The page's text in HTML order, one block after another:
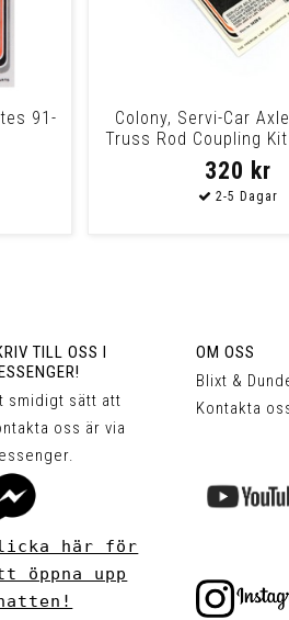
91-
Colony, Servi-Car
Truss Rod Coupling
Servi-
320 kr
TILL OSS I
smidigt sätt att
oss är via
här för
öppna upp
OM OSS
Blixt &
Kontakta